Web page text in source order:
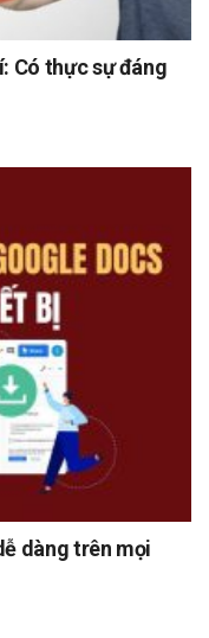
Có thực sự đáng
dàng trên mọi